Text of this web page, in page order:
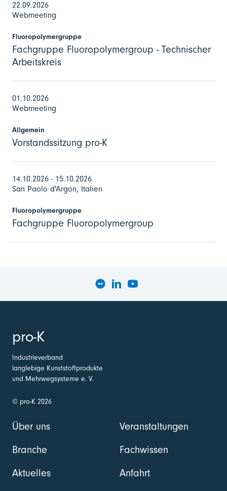
22.09.2026
Webmeeting
Fluoropolymergruppe
Fachgruppe Fluoropolymergroup - Technischer
Arbeitskreis
01.10.2026
Webmeeting
Allgemein
Vorstandssitzung pro-K
14.10.2026 - 15.10.2026
San Paolo d'Argon, Italien
Fluoropolymergruppe
Fachgruppe Fluoropolymergroup
pro-K
Industrieverband
langlebige Kunststoffprodukte
und Mehrwegsysteme e. V.
© pro-K 2026
Über uns
Branche
Aktuelles
Veranstaltungen
Fachwissen
Anfahrt